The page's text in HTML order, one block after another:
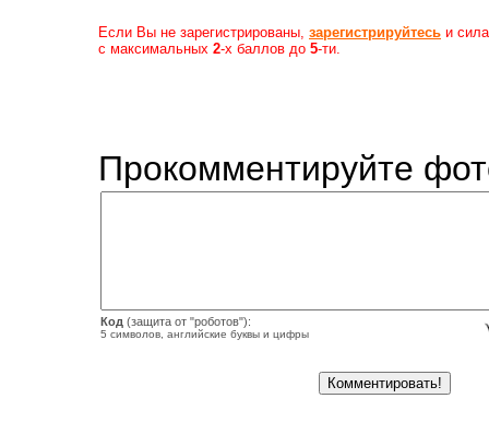
Если Вы не зарегистрированы, зарегистрируйтесь и
с максимальных 2-х баллов до 5-ти.
Прокомментируйте
Код (защита от "роботов"):
5 символов, английские буквы и цифры